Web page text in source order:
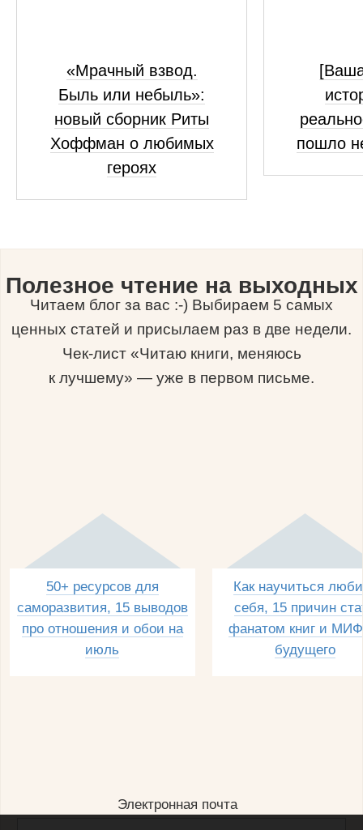
«Мрачный взвод.
Быль или небыль»:
новый сборник Риты
Хоффман о любимых
героях
пошло
Полезное чтение на выходных
Читаем блог за вас :-) Выбираем 5 самых
ценных статей и присылаем раз в две недели.
Чек-лист «Читаю книги, меняюсь
к лучшему» — уже в первом письме.
50+ ресурсов для
саморазвития, 15 выводов
про отношения и обои на
июль
Как научиться
себя, 15 причин
фанатом книг и
будущего
Электронная почта